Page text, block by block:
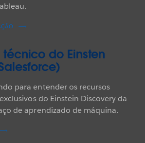
do Einsten
para entender os recursos
do Einstein Discovery da
de aprendizado de máquina.